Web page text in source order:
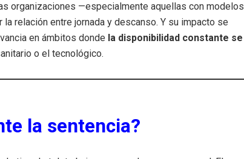
organizaciones —especialmente aquellas con modelos
relación entre jornada y descanso. Y su impacto se
en ámbitos donde la disponibilidad constante se
o el tecnológico.
la sentencia?